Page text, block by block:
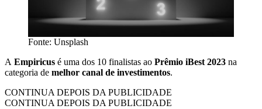
Fonte: Unsplash
A Empiricus é uma dos 10 finalistas ao Prêmio iBest 2023 na
categoria de melhor canal de investimentos.
CONTINUA DEPOIS DA PUBLICIDADE
CONTINUA DEPOIS DA PUBLICIDADE